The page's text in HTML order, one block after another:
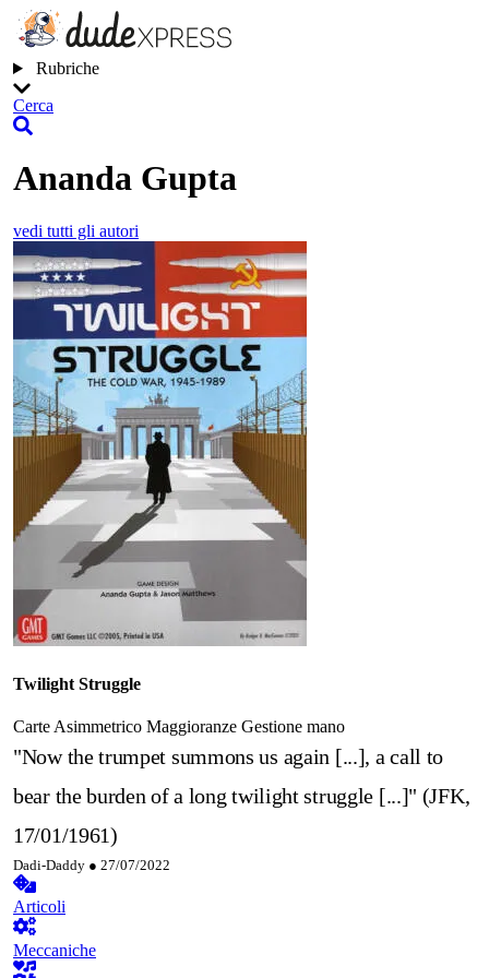
Rubriche
Cerca
Ananda Gupta
vedi tutti gli autori
Twilight Struggle
Carte Asimmetrico Maggioranze Gestione mano
"Now the trumpet summons us again [...], a call to
bear the burden of a long twilight struggle [...]" (JFK,
17/01/1961)
Dadi-Daddy ● 27/07/2022
Articoli
Meccaniche